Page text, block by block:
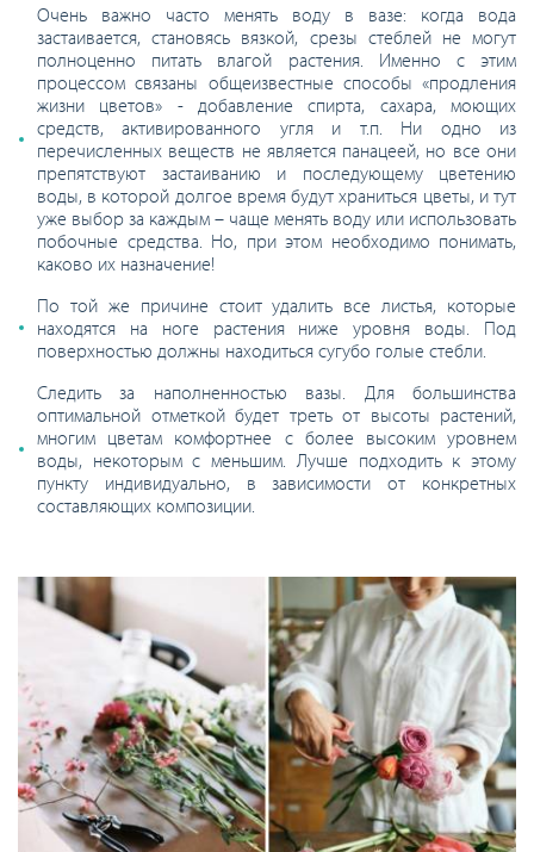
Очень важно часто менять воду в вазе: когда вода
застаивается, становясь вязкой, срезы стеблей не могут
полноценно питать влагой растения. Именно с этим
процессом связаны общеизвестные способы «продления
жизни цветов» - добавление спирта, сахара, моющих
средств, активированного угля и т.п. Ни одно из
перечисленных веществ не является панацеей, но все они
препятствуют застаиванию и последующему цветению
воды, в которой долгое время будут храниться цветы, и тут
уже выбор за каждым – чаще менять воду или использовать
побочные средства. Но, при этом необходимо понимать,
каково их назначение!
По той же причине стоит удалить все листья, которые
находятся на ноге растения ниже уровня воды. Под
поверхностью должны находиться сугубо голые стебли.
Следить за наполненностью вазы. Для большинства
оптимальной отметкой будет треть от высоты растений,
многим цветам комфортнее с более высоким уровнем
воды, некоторым с меньшим. Лучше подходить к этому
пункту индивидуально, в зависимости от конкретных
составляющих композиции.